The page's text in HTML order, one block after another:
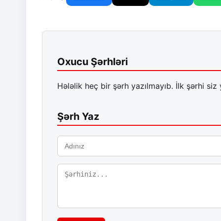
Oxucu Şərhləri
Hələlik heç bir şərh yazılmayıb. İlk şərhi siz
Şərh Yaz